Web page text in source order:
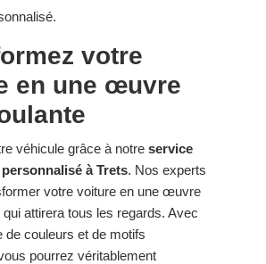
votre
en une œuvre
véhicule grâce à notreservice
à Trets. Nos experts
votre voiture en une œuvre
qui attirera tous les regards. Avec
de couleurs et de motifs
pourrez véritablement